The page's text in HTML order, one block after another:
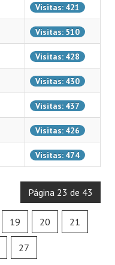
Visitas: 421
Visitas: 510
Visitas: 428
Visitas: 430
Visitas: 437
Visitas: 426
Visitas: 474
Página 23 de 43
19 20 21
27